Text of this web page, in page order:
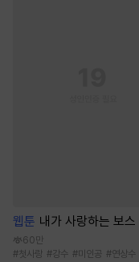
웹툰 내가 사랑하는 보스
60만
#첫사랑 #강수 #미인공 #연상수